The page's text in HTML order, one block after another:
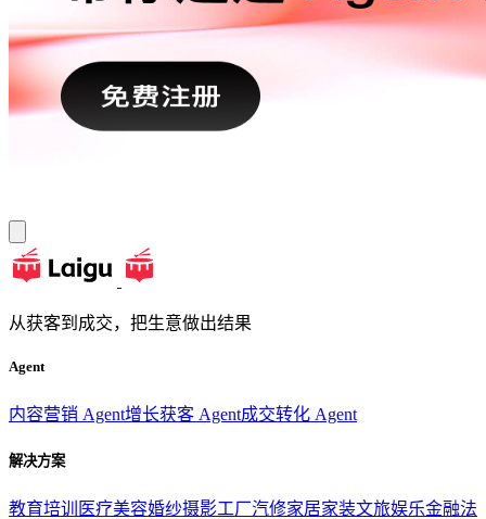
从获客到成交，把生意做出结果
Agent
内容营销 Agent增长获客 Agent成交转化 Agent
解决方案
教育培训 医疗美容婚纱摄影工厂汽修家居家装文旅娱乐金融法